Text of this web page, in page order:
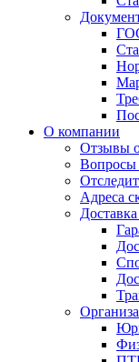
О компании
Отзывы
Вопросы
Адреса